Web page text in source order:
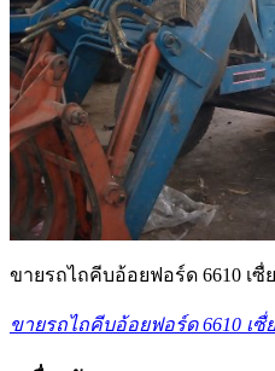
ขายรถไถคีบอ้อยฟอร์ด 6610 เซื่
ขายรถไถคีบอ้อยฟอร์ด 6610 เซื่